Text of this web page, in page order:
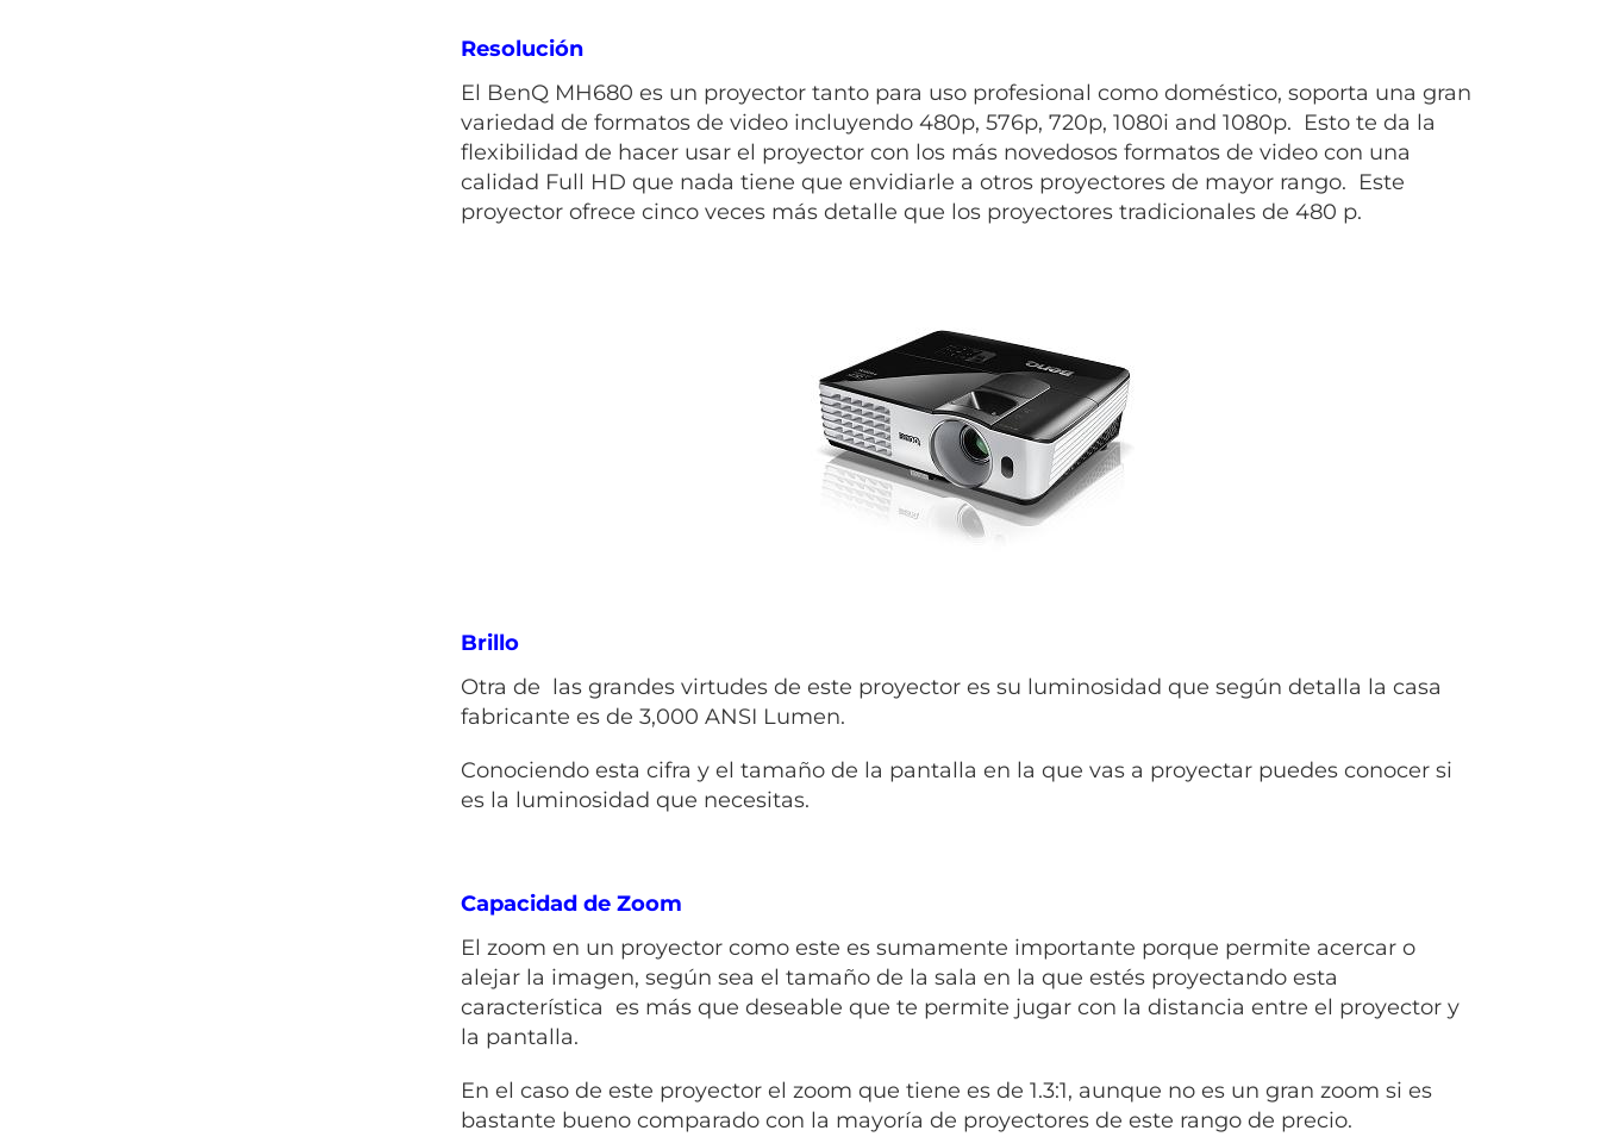
Resolución
El BenQ MH680 es un proyector tanto para uso profesional como doméstico, soporta una gran
variedad de formatos de video incluyendo 480p, 576p, 720p, 1080i and 1080p. Esto te da la
flexibilidad de hacer usar el proyector con los más novedosos formatos de video con una
calidad Full HD que nada tiene que envidiarle a otros proyectores de mayor rango. Este
proyector ofrece cinco veces más detalle que los proyectores tradicionales de 480 p.
Brillo
Otra de las grandes virtudes de este proyector es su luminosidad que según detalla la casa
fabricante es de 3,000 ANSI Lumen.
Conociendo esta cifra y el tamaño de la pantalla en la que vas a proyectar puedes conocer si
es la luminosidad que necesitas.
Capacidad de Zoom
El zoom en un proyector como este es sumamente importante porque permite acercar o
alejar la imagen, según sea el tamaño de la sala en la que estés proyectando esta
característica es más que deseable que te permite jugar con la distancia entre el proyector y
la pantalla.
En el caso de este proyector el zoom que tiene es de 1.3:1, aunque no es un gran zoom si es
bastante bueno comparado con la mayoría de proyectores de este rango de precio.